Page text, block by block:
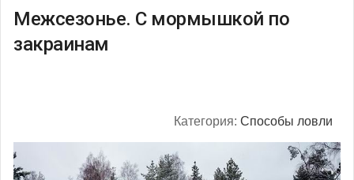
Межсезонье. С мормышкой по
закраинам
Категория: Способы ловли